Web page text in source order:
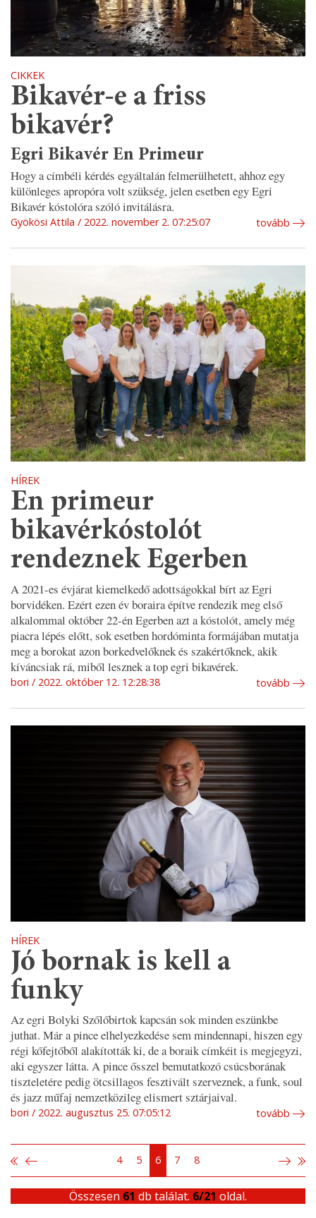
CIKKEK
Bikavér-e a friss
bikavér?
Egri Bikavér En Primeur
Hogy a címbéli kérdés egyáltalán felmerülhetett, ahhoz egy
különleges apropóra volt szükség, jelen esetben egy Egri
Bikavér kóstolóra szóló invitálásra.
Gyökösi Attila 2022. november 2. 07:25:07 tovább
HÍREK
En primeur
bikavérkóstolót
rendeznek Egerben
A 2021-es évjárat kiemelkedő adottságokkal bírt az Egri
borvidéken. Ezért ezen év boraira építve rendezik meg első
alkalommal október 22-én Egerben azt a kóstolót, amely még
piacra lépés előtt, sok esetben hordóminta formájában mutatja
meg a borokat azon borkedvelőknek és szakértőknek, akik
kíváncsiak rá, miből lesznek a top egri bikavérek.
bori 2022. október 12. 12:28:38 tovább
HÍREK
Jó bornak is kell a
funky
Az egri Bolyki Szőlőbirtok kapcsán sok minden eszünkbe
juthat. Már a pince elhelyezkedése sem mindennapi, hiszen egy
régi kőfejtőből alakították ki, de a boraik címkéit is megjegyzi,
aki egyszer látta. A pince ősszel bemutatkozó csúcsborának
tiszteletére pedig ötcsillagos fesztivált szerveznek, a funk, soul
és jazz műfaj nemzetközileg elismert sztárjaival.
bori 2022. augusztus 25. 07:05:12 tovább
4 5 6 7 8
Összesen 61 db találat. 6/21 oldal.